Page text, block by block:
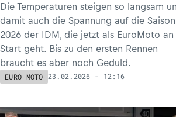
Die Temperaturen steigen so langsam
damit auch die Spannung auf die Saison
2026 der IDM, die jetzt als EuroMoto an
Start geht. Bis zu den ersten Rennen
braucht es aber noch Geduld.
EURO MOTO 23.02.2026 - 12:16